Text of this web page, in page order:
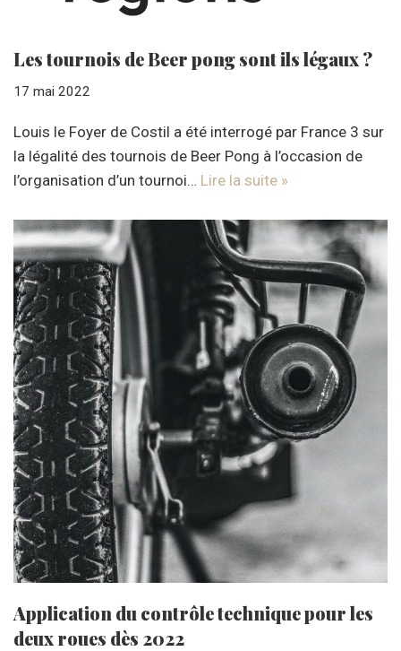
Les tournois de Beer pong sont ils légaux ?
17 mai 2022
Louis le Foyer de Costil a été interrogé par France 3 sur
la légalité des tournois de Beer Pong à l’occasion de
l’organisation d’un tournoi… Lire la suite »
Application du contrôle technique pour les
deux roues dès 2022